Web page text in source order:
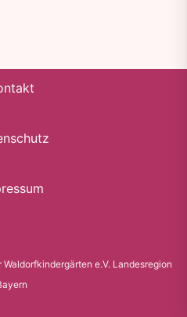
e.V. Landesregion